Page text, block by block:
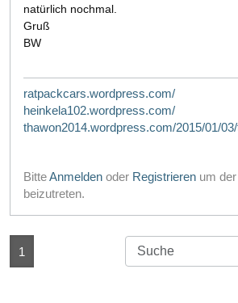
natürlich nochmal.
Gruß
BW
ratpackcars.wordpress.com/
heinkela102.wordpress.com/
thawon2014.wordpress.com/2015/01/
BitteAnmelden oder Registrieren um
beizutreten.
1